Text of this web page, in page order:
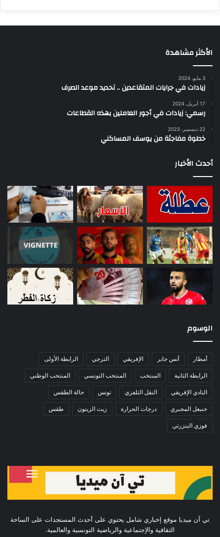
الأكثر مشاهدة
3 مايو، 2024
زيادات في جرايات المتقاعدين .. تحديد موعد الصرف
17 أبريل، 2024
رسمي: زيادات في أجور العاملين بهذه القطاعات
22 ديسمبر، 2023
خطوة مفاجئة من يوسف المساكني
أحدث الأخبار
الوسوم
أمطار أنس جابر الإفريقي الترجي الرابطة الأولى
الرابطة الثانية المنتخب المنتخب التونسي المنتخب الوطني
النادي الإفريقي النقل التلفزي تونس حالة الطقس
حنبعل المجبري درجات الحرارة زيت الزيتون طقس
فوزي البنزرتي
تي آن ميديا موقع إخباري شامل يحتوي على أحدث المستجدات على الساحة
الثقافية والإجتماعية والرياضية التونسية والعالمية.